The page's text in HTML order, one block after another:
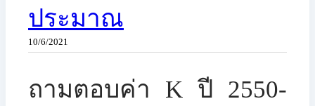
ประมาณ
10/6/2021
​​ถามตอบค่า K ปี 2550-